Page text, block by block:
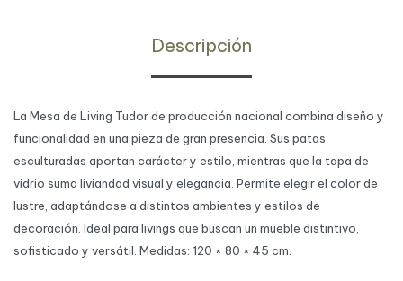
Descripción
La Mesa de Living Tudor de producción nacional combina diseño y
funcionalidad en una pieza de gran presencia. Sus patas
esculturadas aportan carácter y estilo, mientras que la tapa de
vidrio suma liviandad visual y elegancia. Permite elegir el color de
lustre, adaptándose a distintos ambientes y estilos de
decoración. Ideal para livings que buscan un mueble distintivo,
sofisticado y versátil. Medidas: 120 × 80 × 45 cm.